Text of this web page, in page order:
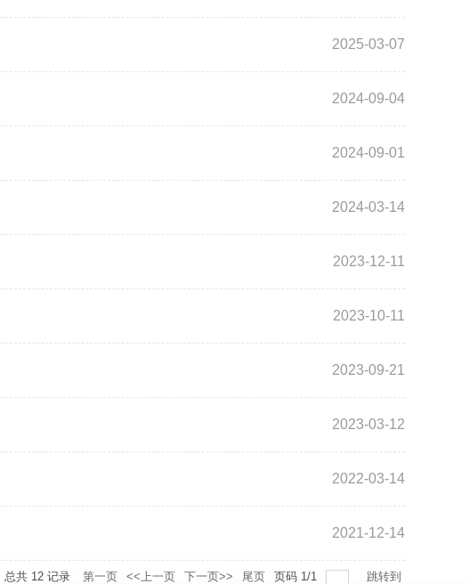
2025-03-07
2024-09-04
2024-09-01
2024-03-14
2023-12-11
2023-10-11
2023-09-21
2023-03-12
2022-03-14
2021-12-14
总共 12 记录 第一页 <<上一页 下一页>> 尾页 页码 1/1 跳转到